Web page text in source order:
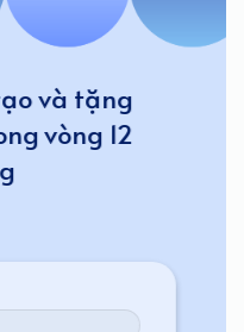
và tặng
vòng 12